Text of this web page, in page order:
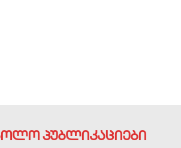
პუბლიკაციები